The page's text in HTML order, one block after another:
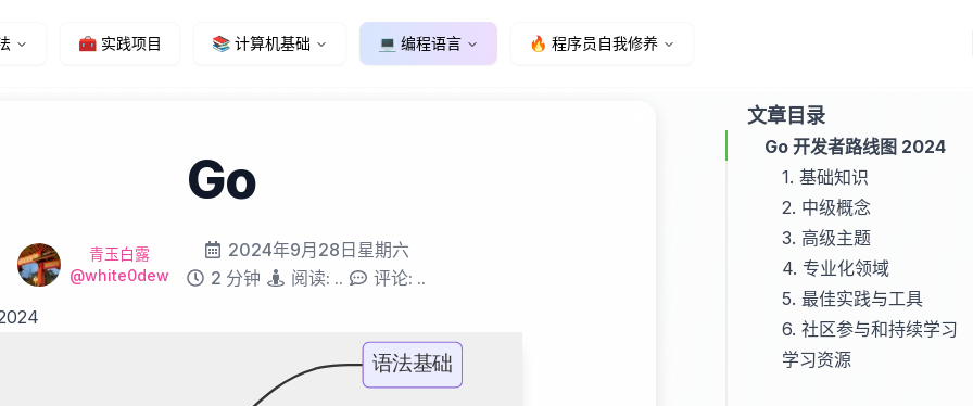
🧰 实践项目 📚 计算机基础 💻 编程语言 🔥 程序员自我修养
Go
作者 Name
青玉白露
Github
@white0dew
Modified on
2024年9月28日星期六
Reading time
2 分钟 阅读: .. 评论: ..
文章目录
Go 开发者路线图 2024
1. 基础知识
1.1 语法基础
1.2 数据结构
1.3 并发基础
2. 中级概念
2.1 Web开发
2.2 数据库操作
2.3 测试与性能优化
3. 高级主题
3.1 高级并发模式
3.2 系统编程
3.3 微服务架构
4. 专业化领域
4.1 云原生开发
4.2 人工智能与机器学
4.3 区块链开发
5. 最佳实践与工具
6. 社区参与和持续学习
学习资源